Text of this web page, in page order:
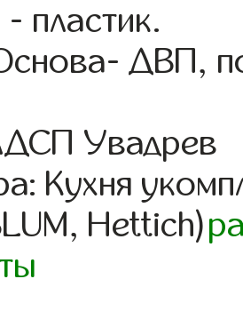
пластик.
ДВП,
Увадрев
Кухня
Hettich)